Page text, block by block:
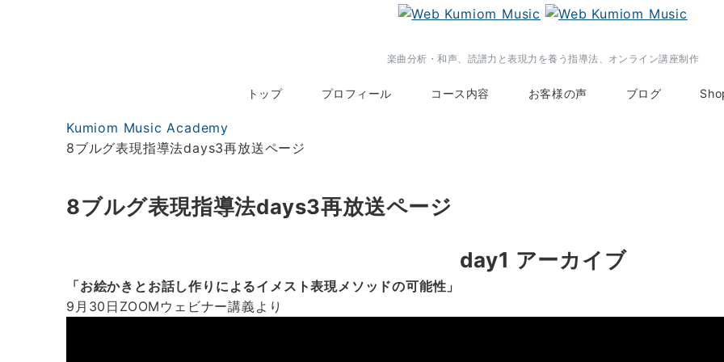
楽曲分析・和声、読譜力と表現力を養う指導法、オンライン講座制作
トップ プロフィール コース内容 お客様の声 ブログ
Kumiom Music Academy
8ブルグ表現指導法days3再放送ページ
8ブルグ表現指導法days3再放送ページ
day1 アーカイブ
「お絵かきとお話し作りによるイメスト表現メソッドの可能性」
9月30日ZOOMウェビナー講義より